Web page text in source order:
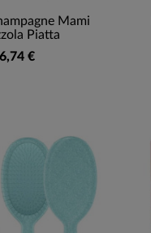
Mami
Piatta
6,74 €